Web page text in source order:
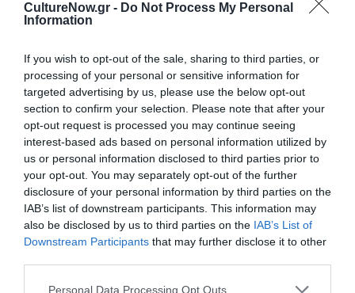
CultureNow.gr - Do Not Process My Personal
Information
If you wish to opt-out of the sale, sharing to third parties, or
processing of your personal or sensitive information for
targeted advertising by us, please use the below opt-out
section to confirm your selection. Please note that after your
opt-out request is processed you may continue seeing
interest-based ads based on personal information utilized by
us or personal information disclosed to third parties prior to
your opt-out. You may separately opt-out of the further
disclosure of your personal information by third parties on the
IAB’s list of downstream participants. This information may
also be disclosed by us to third parties on the IAB’s List of
Downstream Participants that may further disclose it to other
Personal Data Processing Opt Outs
ΜΟΥΣΙΚΗ / ΜΟΥΣΙΚΑ ΝΕΑ
Δήμητρα
Σελεμίδου –
Λάθος η αγάπη
είχε γραφτεί:
Παρουσίαση
δίσκου στον Ιανό
της Αθήνας